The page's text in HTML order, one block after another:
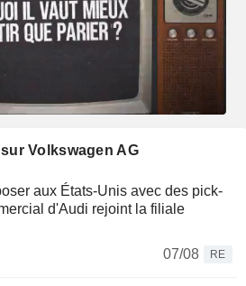
Volkswagen AG
aux États-Unis avec des pick-
d'Audi rejoint la filiale
07/08
RE